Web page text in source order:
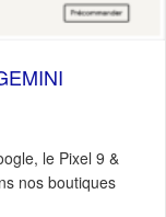
le Pixel 9 &
nos boutiques